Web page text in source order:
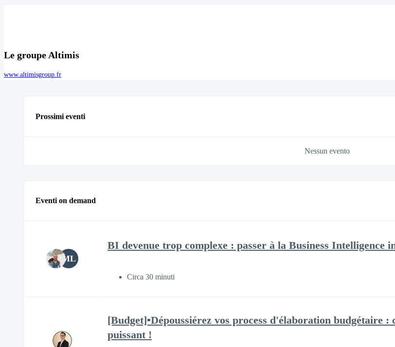
Le groupe Altimis
www.altimisgroup.fr
Prossimi eventi
Nessun evento
Eventi on demand
ML
BI devenue trop complexe : passer à la Business Intelligence
Circa 30 minuti
[Budget]▪️Dépoussiérez vos process d'élaboration budgétaire
puissant !